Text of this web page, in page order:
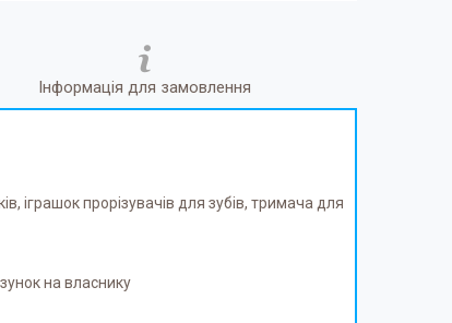
Інформація для замовлення
іграшок прорізувачів для зубів, тримача для
на власнику